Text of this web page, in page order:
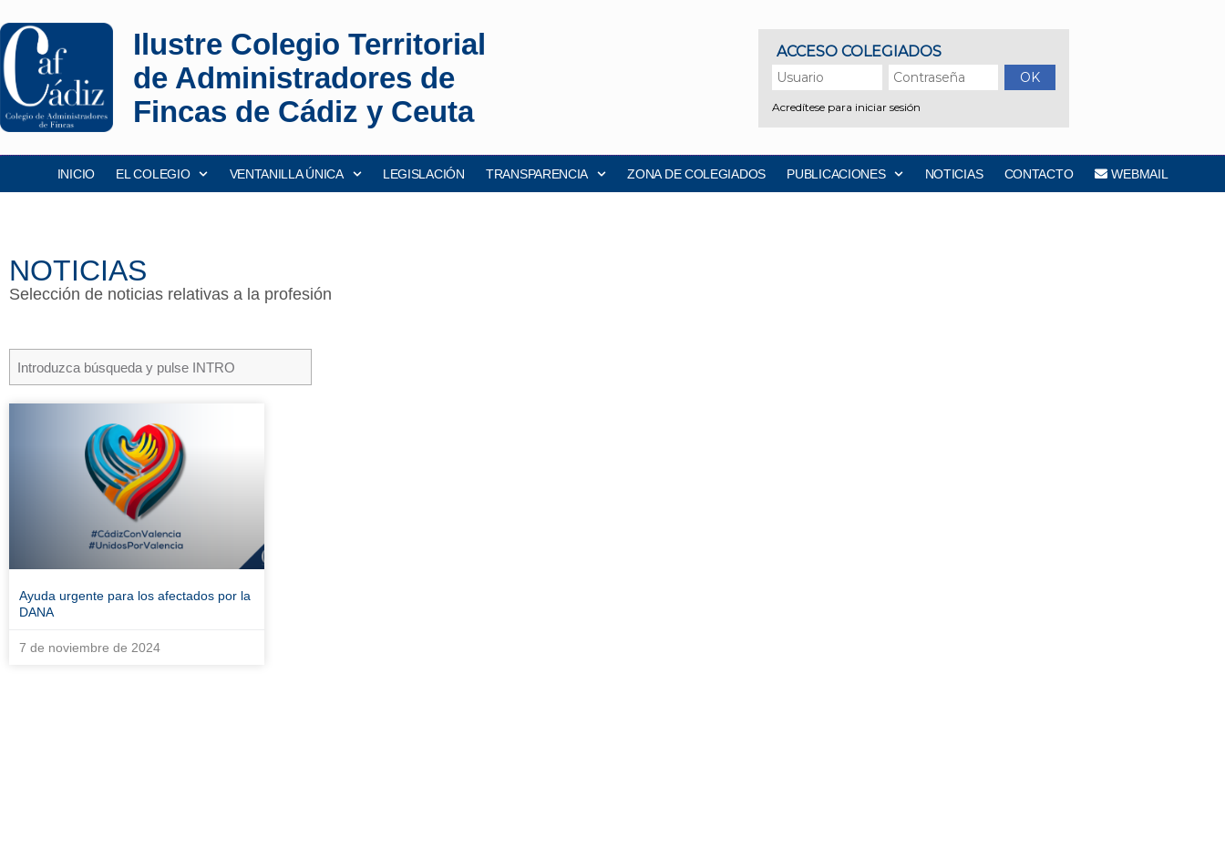
Ilustre Colegio Territorial
de Administradores de
Fincas de Cádiz y Ceuta
INICIO EL COLEGIO VENTANILLA ÚNICA LEGISLACIÓN TRANSPARENCIA ZONA DE COLEGIADOS PUBLICACIONES NOTICIAS CONTACTO WEBMAIL
NOTICIAS
Selección de noticias relativas a la profesión
Ayuda urgente para los afectados por la
DANA
7 de noviembre de 2024